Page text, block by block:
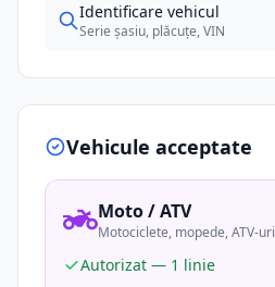
Identificare vehicul
Serie șasiu, plăcuțe, VIN
Vehicule acceptate
Moto / ATV
Motociclete, mopede, ATV-uri
Autorizat — 1 linie